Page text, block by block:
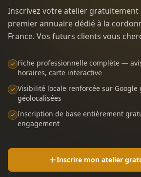
Inscrivez votre atelier gratuitement
premier annuaire dédié à la
France. Vos futurs clients vous
Fiche professionnelle complète —
horaires, carte interactive
Visibilité locale renforcée sur Google
géolocalisées
Inscription de base entièrement
engagement
Inscrire mon atelier